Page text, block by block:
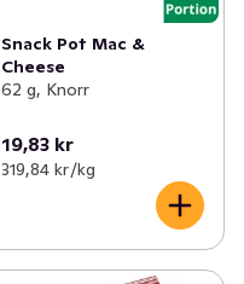
Snack Pot Mac &
Cheese
62 g, Knorr
19,83 kr
319,84 kr /kg